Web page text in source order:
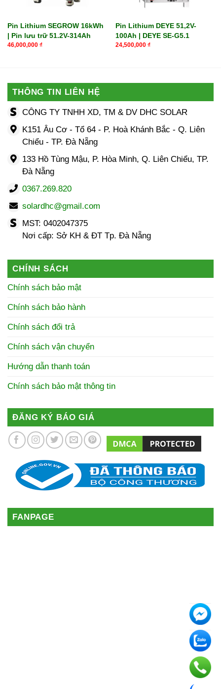
Pin Lithium SEGROW 16kWh
| Pin lưu trữ 51.2V-314Ah
46,000,000 ₫
Pin Lithium DEYE 51,2V-
100Ah | DEYE SE-G5.1
24,500,000 ₫
THÔNG TIN LIÊN HỆ
CÔNG TY TNHH XD, TM & DV DHC SOLAR
K151 Âu Cơ - Tổ 64 - P. Hoà Khánh Bắc - Q. Liên
Chiểu - TP. Đà Nẵng
133 Hồ Tùng Mậu, P. Hòa Minh, Q. Liên Chiểu, TP.
Đà Nẵng
0367.269.820
solardhc@gmail.com
MST: 0402047375
Nơi cấp: Sở KH & ĐT Tp. Đà Nẵng
CHÍNH SÁCH
Chính sách bảo mật
Chính sách bảo hành
Chính sách đổi trả
Chính sách vận chuyển
Hướng dẫn thanh toán
Chính sách bảo mật thông tin
ĐĂNG KÝ BÁO GIÁ
FANPAGE